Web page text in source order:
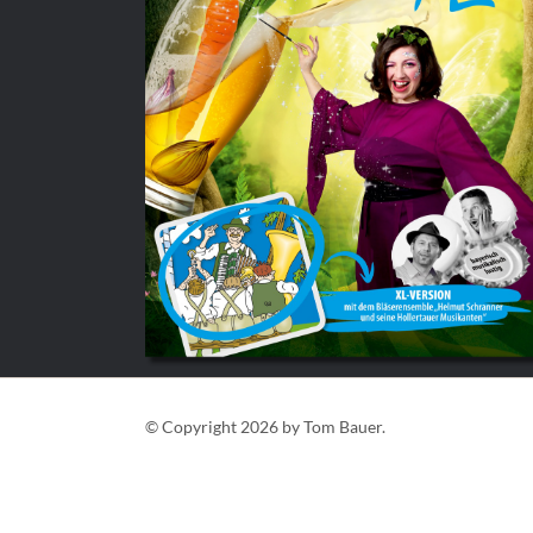
© Copyright 2026 by Tom Bauer.